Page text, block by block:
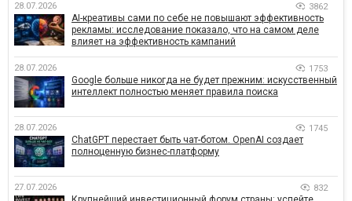
28.07.2026 3862
AI-креативы сами по себе не повышают эффективность
рекламы: исследование показало, что на самом деле
влияет на эффективность кампаний
28.07.2026 1753
Google больше никогда не будет прежним: искусственный
интеллект полностью меняет правила поиска
28.07.2026 1745
ChatGPT перестает быть чат-ботом. OpenAI создает
полноценную бизнес-платформу
27.07.2026 832